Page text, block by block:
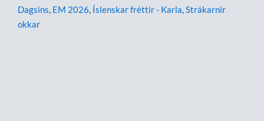
Dagsins, EM 2026, Íslenskar fréttir - Karla,Strákarnir
okkar